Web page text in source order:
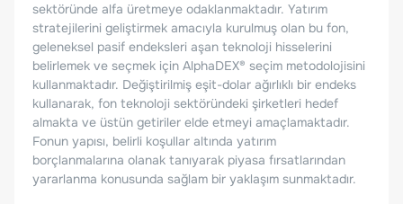
sektöründe alfa üretmeye odaklanmaktadır. Yatırım
stratejilerini geliştirmek amacıyla kurulmuş olan bu fon,
geleneksel pasif endeksleri aşan teknoloji hisselerini
belirlemek ve seçmek için AlphaDEX® seçim metodolojisini
kullanmaktadır. Değiştirilmiş eşit-dolar ağırlıklı bir endeks
kullanarak, fon teknoloji sektöründeki şirketleri hedef
almakta ve üstün getiriler elde etmeyi amaçlamaktadır.
Fonun yapısı, belirli koşullar altında yatırım
borçlanmalarına olanak tanıyarak piyasa fırsatlarından
yararlanma konusunda sağlam bir yaklaşım sunmaktadır.